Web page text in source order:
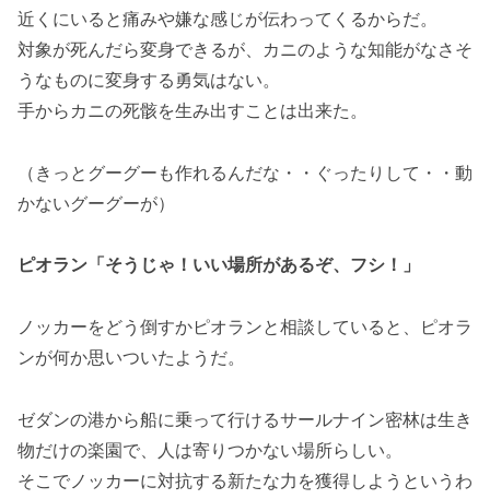
近くにいると痛みや嫌な感じが伝わってくるからだ。
対象が死んだら変身できるが、カニのような知能がなさそ
うなものに変身する勇気はない。
手からカニの死骸を生み出すことは出来た。
（きっとグーグーも作れるんだな・・ぐったりして・・動
かないグーグーが）
ピオラン「そうじゃ！いい場所があるぞ、フシ！」
ノッカーをどう倒すかピオランと相談していると、ピオラ
ンが何か思いついたようだ。
ゼダンの港から船に乗って行けるサールナイン密林は生き
物だけの楽園で、人は寄りつかない場所らしい。
そこでノッカーに対抗する新たな力を獲得しようというわ